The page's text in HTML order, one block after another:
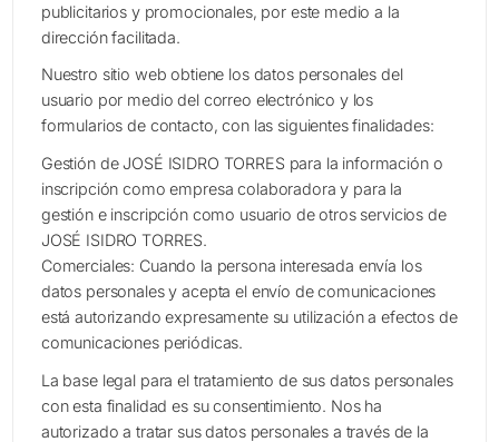
publicitarios y promocionales, por este medio a la
dirección facilitada.
Nuestro sitio web obtiene los datos personales del
usuario por medio del correo electrónico y los
formularios de contacto, con las siguientes finalidades:
Gestión de JOSÉ ISIDRO TORRES para la información o
inscripción como empresa colaboradora y para la
gestión e inscripción como usuario de otros servicios de
JOSÉ ISIDRO TORRES.
Comerciales: Cuando la persona interesada envía los
datos personales y acepta el envío de comunicaciones
está autorizando expresamente su utilización a efectos de
comunicaciones periódicas.
La base legal para el tratamiento de sus datos personales
con esta finalidad es su consentimiento. Nos ha
autorizado a tratar sus datos personales a través de la